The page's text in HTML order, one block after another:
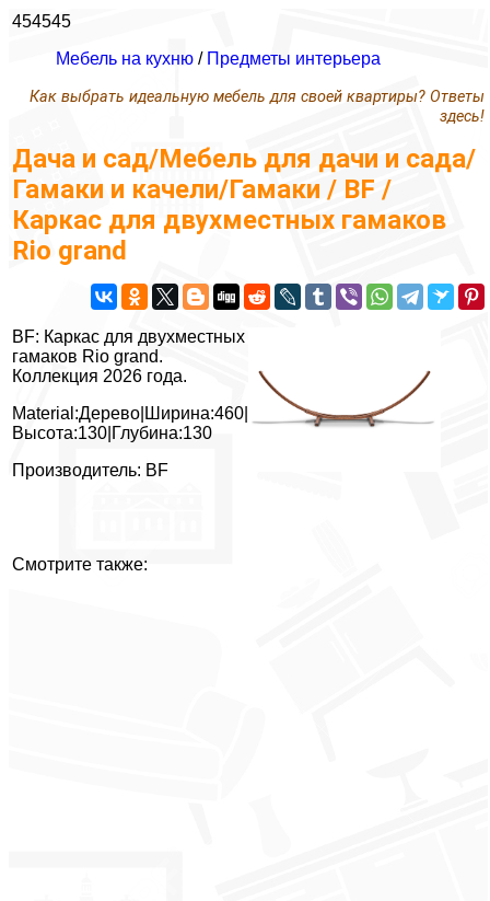
454545
Мебель на кухню / Предметы интерьера
Как выбрать идеальную мебель для своей квартиры? Ответы
здесь!
Дача и сад/Мебель для дачи и сада/
Гамаки и качели/Гамаки / BF /
Каркас для двухместных гамаков
Rio grand
BF: Каркас для двухместных
гамаков Rio grand.
Коллекция 2026 года.
Material:Дерево|Ширина:460|
Высота:130|Глубина:130
Производитель: BF
Смотрите также: